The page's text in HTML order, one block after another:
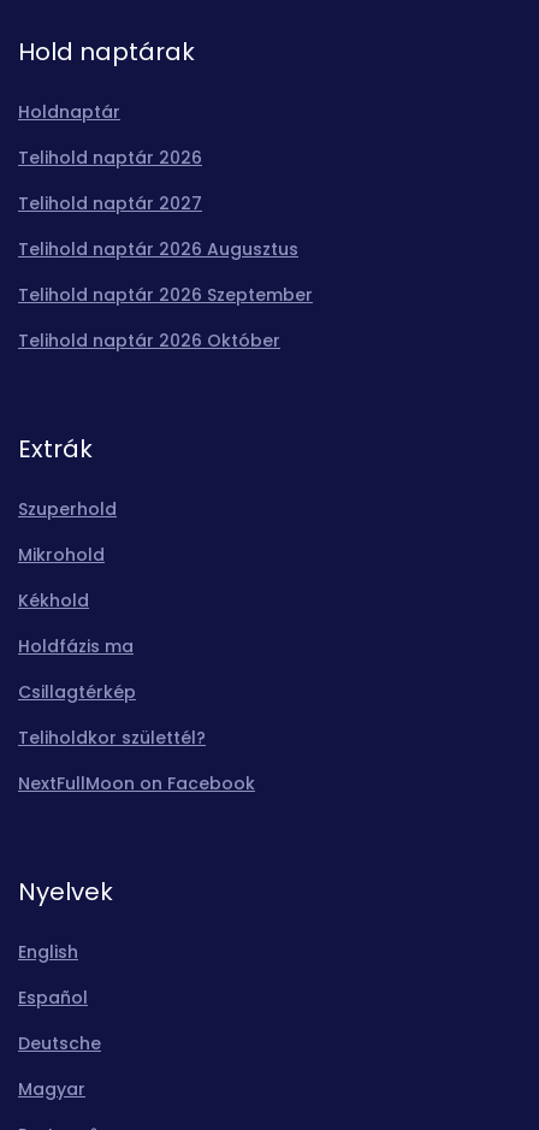
Hold naptárak
Holdnaptár
Telihold naptár 2026
Telihold naptár 2027
Telihold naptár 2026 Augusztus
Telihold naptár 2026 Szeptember
Telihold naptár 2026 Október
Extrák
Szuperhold
Mikrohold
Kékhold
Holdfázis ma
Csillagtérkép
Teliholdkor születtél?
NextFullMoon on Facebook
Nyelvek
English
Español
Deutsche
Magyar